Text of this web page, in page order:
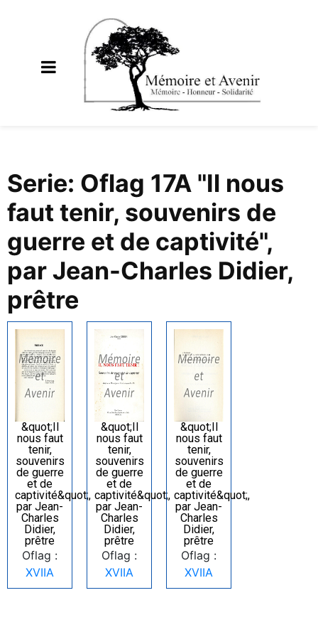
Serie: Oflag 17A "Il nous
faut tenir, souvenirs de
guerre et de captivité",
par Jean-Charles Didier,
prêtre
&quot;Il
nous faut
tenir,
souvenirs
de guerre
et de
captivité&quot;,
par Jean-
Charles
Didier,
prêtre
Oflag :
XVIIA
&quot;Il
nous faut
tenir,
souvenirs
de guerre
et de
captivité&quot;,
par Jean-
Charles
Didier,
prêtre
Oflag :
XVIIA
&quot;Il
nous faut
tenir,
souvenirs
de guerre
et de
captivité&quot;,
par Jean-
Charles
Didier,
prêtre
Oflag :
XVIIA